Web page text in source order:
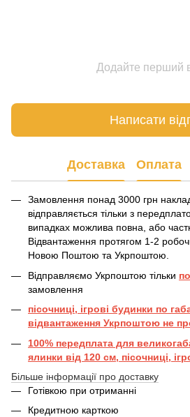
Додайте перший
Написати
Доставка Оплата
Замовлення понад 3000 грн
відправляється тільки з
випадках можлива повна, або
Відвантаження протягом 1-2
Новою Поштою та Укрпоштою.
Відправляємо Укрпоштою тільки
замовлення
пісочниці, ігрові будинки по
відвантаження Укрпоштою не
100% передплата для
ялинки від 120 см, пісочниці,
Більше інформації про доставку
Готівкою при отриманні
Кредитною карткою